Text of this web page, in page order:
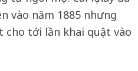
vào năm 1885 nhưng
cho tới lần khai quật vào